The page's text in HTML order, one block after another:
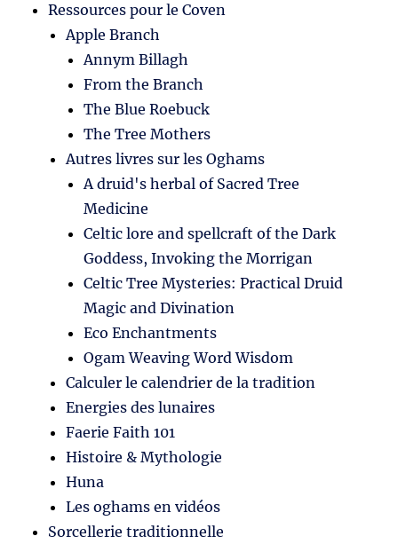
Ressources pour le Coven
Apple Branch
Annym Billagh
From the Branch
The Blue Roebuck
The Tree Mothers
Autres livres sur les Oghams
A druid's herbal of Sacred Tree
Medicine
Celtic lore and spellcraft of the Dark
Goddess, Invoking the Morrigan
Celtic Tree Mysteries: Practical Druid
Magic and Divination
Eco Enchantments
Ogam Weaving Word Wisdom
Calculer le calendrier de la tradition
Energies des lunaires
Faerie Faith 101
Histoire & Mythologie
Huna
Les oghams en vidéos
Sorcellerie traditionnelle